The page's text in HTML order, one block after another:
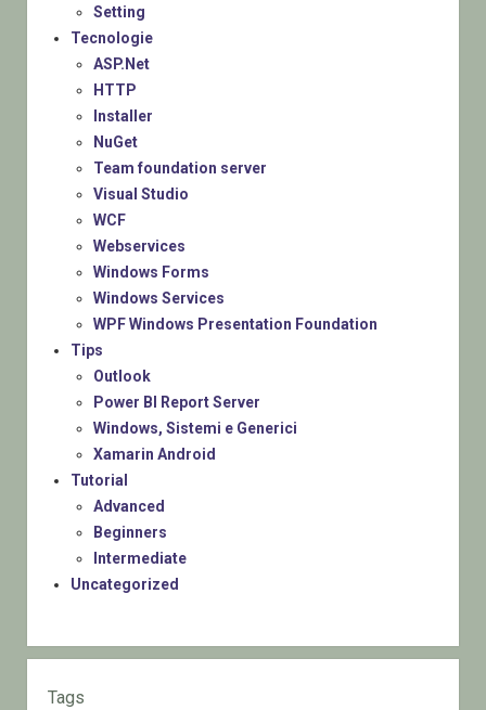
Setting
Tecnologie
ASP.Net
HTTP
Installer
NuGet
Team foundation server
Visual Studio
WCF
Webservices
Windows Forms
Windows Services
WPF Windows Presentation Foundation
Tips
Outlook
Power BI Report Server
Windows, Sistemi e Generici
Xamarin Android
Tutorial
Advanced
Beginners
Intermediate
Uncategorized
Tags